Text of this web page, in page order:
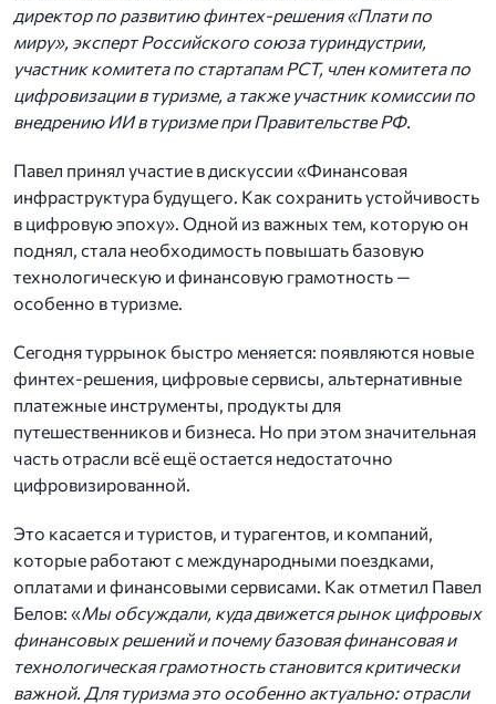
директор по развитию финтех-решения «Плати по
миру», эксперт Российского союза туриндустрии,
участник комитета по стартапам РСТ, член комитета по
цифровизации в туризме, а также участник комиссии по
внедрению ИИ в туризме при Правительстве РФ.
Павел принял участие в дискуссии «Финансовая
инфраструктура будущего. Как сохранить устойчивость
в цифровую эпоху». Одной из важных тем, которую он
поднял, стала необходимость повышать базовую
технологическую и финансовую грамотность —
особенно в туризме.
Сегодня туррынок быстро меняется: появляются новые
финтех-решения, цифровые сервисы, альтернативные
платежные инструменты, продукты для
путешественников и бизнеса. Но при этом значительная
часть отрасли всё ещё остается недостаточно
цифровизированной.
Это касается и туристов, и турагентов, и компаний,
которые работают с международными поездками,
оплатами и финансовыми сервисами. Как отметил Павел
Белов: «Мы обсуждали, куда движется рынок цифровых
финансовых решений и почему базовая финансовая и
технологическая грамотность становится критически
важной. Для туризма это особенно актуально: отрасли